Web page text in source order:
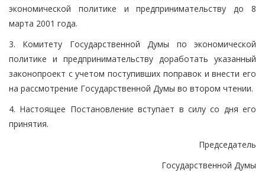
экономической политике и предпринимательству до 8
марта 2001 года.
3. Комитету Государственной Думы по экономической
политике и предпринимательству доработать указанный
законопроект с учетом поступивших поправок и внести его
на рассмотрение Государственной Думы во втором чтении.
4. Настоящее Постановление вступает в силу со дня его
принятия.
Председатель
Государственной Думы